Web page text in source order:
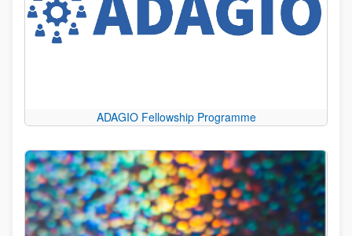
ADAGIO Fellowship Programme